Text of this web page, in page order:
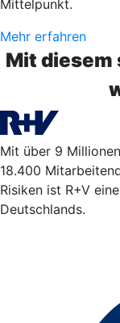
Mittelpunkt.
Mehr erfahren
Mit diesem
Mit über 9
18.400
Risiken ist R+V
Deutschlands.